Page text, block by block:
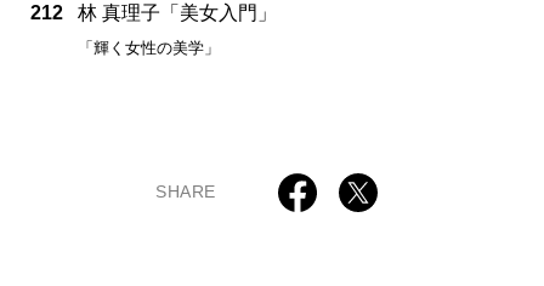
212 林 真理子「美女入門」
「輝く女性の美学」
SHARE